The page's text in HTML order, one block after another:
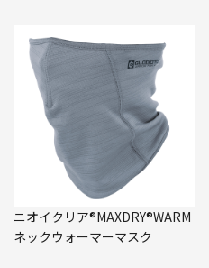
ニオイクリア®MAXDRY®WARM
ネックウォーマーマスク